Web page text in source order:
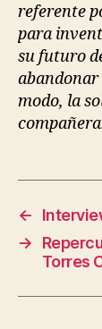
referente
para
su futuro
abandonar
modo, la
←
→
Torres